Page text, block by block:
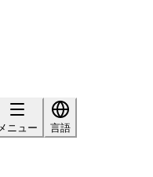
ニュー
言語